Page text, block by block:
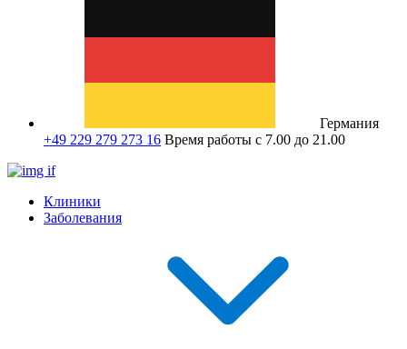
Германия
+49 229 279 273 16 Время работы с 7.00 до 21.00
Клиники
Заболевания